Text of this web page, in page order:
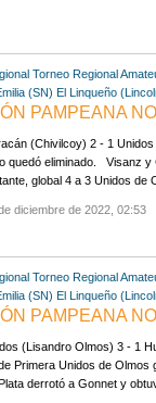
Torneo Regional
(SN) El Linqueño
PAMPEANA
(Chivilcoy) 2 - 1
quedó eliminado. Visanz y
global 4 a 3 Unidos de
diciembre de 2022, 02:53
Torneo Regional
(SN) El Linqueño
PAMPEANA
(Lisandro Olmos) 3 - 1
Primera Unidos de Olmos
derrotó a Gonnet y